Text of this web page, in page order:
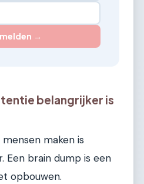
→
belangrijker is
maken is
Een brain dump is een
opbouwen.